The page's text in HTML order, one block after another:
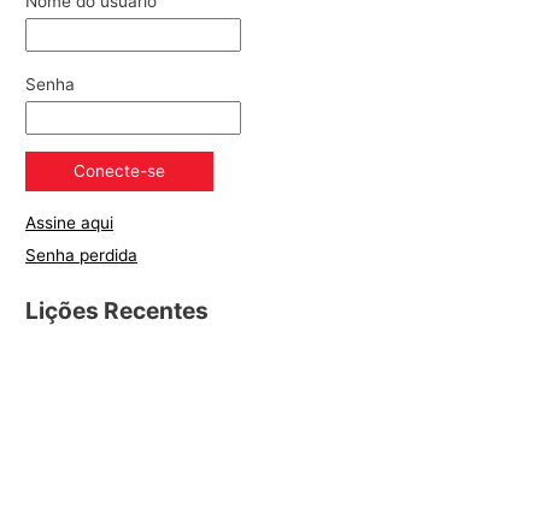
Senha
Assine aqui
Senha perdida
Lições Recentes